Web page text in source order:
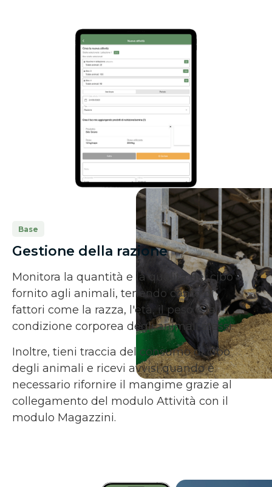
Base
Gestione della razione
Monitora la quantità e la qualità del cibo
fornito agli animali, tenendo conto di
fattori come la razza, l'età, il peso e la
condizione corporea degli animali stessi.
Inoltre, tieni traccia del consumo di cibo
degli animali e ricevi avvisi quando è
necessario rifornire il mangime grazie al
collegamento del modulo Attività con il
modulo Magazzini.